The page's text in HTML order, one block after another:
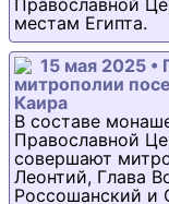
Православной
местам Египта.
15 мая 2025 •
митрополии
Каира
В составе
Православной
совершают
Леонтий, Глава
Россошанский и